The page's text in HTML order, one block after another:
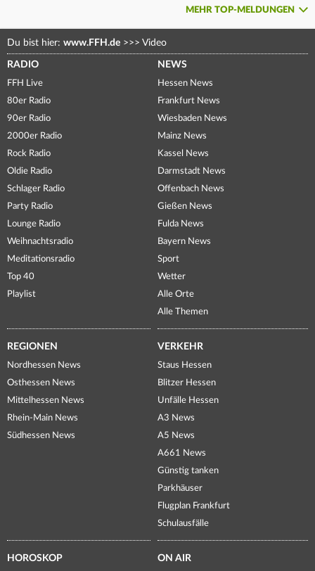
MEHR TOP-MELDUNGEN
Du bist hier: www.FFH.de >>> Video
RADIO
FFH Live
80er Radio
90er Radio
2000er Radio
Rock Radio
Oldie Radio
Schlager Radio
Party Radio
Lounge Radio
Weihnachtsradio
Meditationsradio
Top 40
Playlist
NEWS
Hessen News
Frankfurt News
Wiesbaden News
Mainz News
Kassel News
Darmstadt News
Offenbach News
Gießen News
Fulda News
Bayern News
Sport
Wetter
Alle Orte
Alle Themen
REGIONEN
Nordhessen News
Osthessen News
Mittelhessen News
Rhein-Main News
Südhessen News
VERKEHR
Staus Hessen
Blitzer Hessen
Unfälle Hessen
A3 News
A5 News
A661 News
Günstig tanken
Parkhäuser
Flugplan Frankfurt
Schulausfälle
HOROSKOP ON AIR